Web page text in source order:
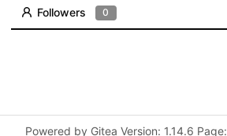
Followers 0
Powered by Gitea Version: 1.14.6 Page: